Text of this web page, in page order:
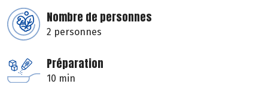
Nombre de personnes
2 personnes
Préparation
10 min